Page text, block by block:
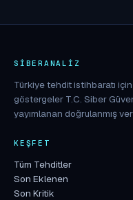
SIBERANALIZ
Türkiye tehdit istihbaratı
göstergeler T.C. Siber
yayımlanan doğrulanmış
KEŞFET
Tüm Tehditler
Son Eklenen
Son Kritik